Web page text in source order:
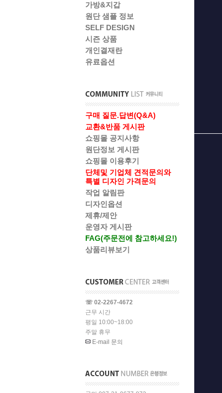
가방&지갑
원단 샘플 정보
SELF DESIGN
시즌 상품
개인결재란
유료옵션
구매 질문.답변(Q&A)
교환&반품 게시판
쇼핑몰 공지사항
원단정보 게시판
쇼핑몰 이용후기
단체및 기업체 견적문의와
특별 디자인 가격문의
작업 알림판
디자인옵션
제휴/제안
운영자 게시판
FAG(주문전에 참고하세요!)
상품리뷰보기
☏ 02-2267-4672
근무 시간
평일 10:00~18:00
주말 휴무
E-mail 문의